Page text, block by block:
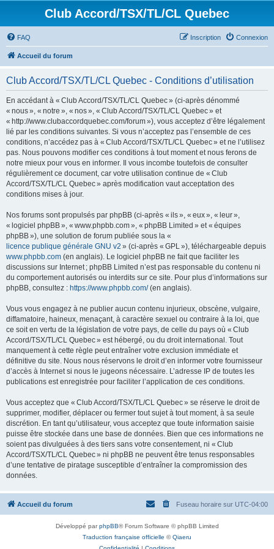
Club Accord/TSX/TL/CL Quebec
FAQ Connexion
Inscription
Accueil du forum
Club Accord/TSX/TL/CL Quebec - Conditions d’utilisation
En accédant à « Club Accord/TSX/TL/CL Quebec » (ci-après dénommé
« nous », « notre », « nos », « Club Accord/TSX/TL/CL Quebec » et
« http://www.clubaccordquebec.com/forum »), vous acceptez d’être légalement
lié par les conditions suivantes. Si vous n’acceptez pas l’ensemble de ces
conditions, n’accédez pas à « Club Accord/TSX/TL/CL Quebec » et ne l’utilisez
pas. Nous pouvons modifier ces conditions à tout moment et nous ferons de
notre mieux pour vous en informer. Il vous incombe toutefois de consulter
régulièrement ce document, car votre utilisation continue de « Club
Accord/TSX/TL/CL Quebec » après modification vaut acceptation des
conditions mises à jour.
Nos forums sont propulsés par phpBB (ci-après « ils », « eux », « leur »,
« logiciel phpBB », « www.phpbb.com », « phpBB Limited » et « équipes
phpBB »), une solution de forum publiée sous la «
licence publique générale GNU v2 » (ci-après « GPL »), téléchargeable depuis
www.phpbb.com (en anglais). Le logiciel phpBB ne fait que faciliter les
discussions sur Internet ; phpBB Limited n’est pas responsable du contenu ni
du comportement autorisés ou interdits sur ce site. Pour plus d’informations sur
phpBB, consultez : https://www.phpbb.com/(en anglais).
Vous vous engagez à ne publier aucun contenu injurieux, obscène, vulgaire,
diffamatoire, haineux, menaçant, à caractère sexuel ou contraire à la loi, que
ce soit en vertu de la législation de votre pays, de celle du pays où « Club
Accord/TSX/TL/CL Quebec » est hébergé, ou du droit international. Tout
manquement à cette règle peut entraîner votre exclusion immédiate et
définitive du site. Nous nous réservons le droit d’en informer votre fournisseur
d’accès à Internet si nous le jugeons nécessaire. L’adresse IP de toutes les
publications est enregistrée pour faciliter l’application de ces conditions.
Vous acceptez que « Club Accord/TSX/TL/CL Quebec » se réserve le droit de
supprimer, modifier, déplacer ou fermer tout sujet à tout moment, à sa seule
discrétion. En tant qu’utilisateur, vous acceptez que toute information saisie
puisse être stockée dans une base de données. Bien que ces informations ne
soient pas divulguées à des tiers sans votre consentement, ni « Club
Accord/TSX/TL/CL Quebec » ni phpBB ne peuvent être tenus responsables
d’une tentative de piratage susceptible d’entraîner la compromission des
données.
Accueil du forum Fuseau horaire sur UTC-04:00
Développé parphpBB® Forum Software © phpBB Limited
Traduction française officielle ©Qiaeru